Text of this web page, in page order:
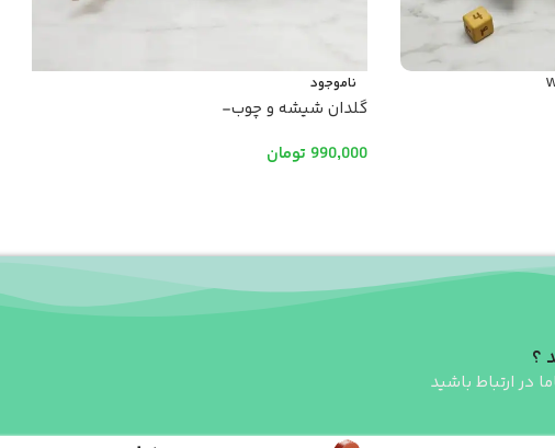
ناموجود
گلدان شیشه و چوب-
990,000 تومان
؟
در ارتباط باشید